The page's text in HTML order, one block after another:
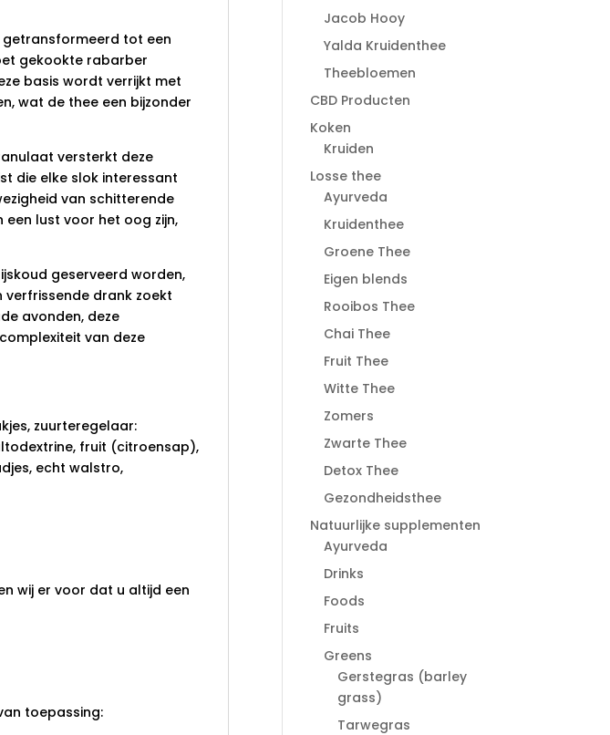
getransformeerd tot een
gekookte rabarber
basis wordt verrijkt met
wat de thee een bijzonder
versterkt deze
die elke slok interessant
van schitterende
lust voor het oog zijn,
geserveerd worden,
verfrissende drank zoekt
avonden, deze
van deze
zuurteregelaar:
fruit (citroensap),
echt walstro,
wij er voor dat u altijd een
toepassing:
Jacob Hooy
Yalda Kruidenthee
Theebloemen
CBD Producten
Koken
Kruiden
Losse thee
Ayurveda
Kruidenthee
Groene Thee
Eigen blends
Rooibos Thee
Chai Thee
Fruit Thee
Witte Thee
Zomers
Zwarte Thee
Detox Thee
Gezondheidsthee
Natuurlijke supplementen
Ayurveda
Drinks
Foods
Fruits
Greens
Gerstegras (barley
grass)
Tarwegras